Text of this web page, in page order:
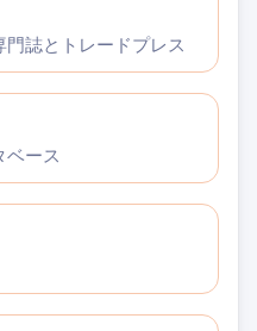
誌とトレードプレス
ベース